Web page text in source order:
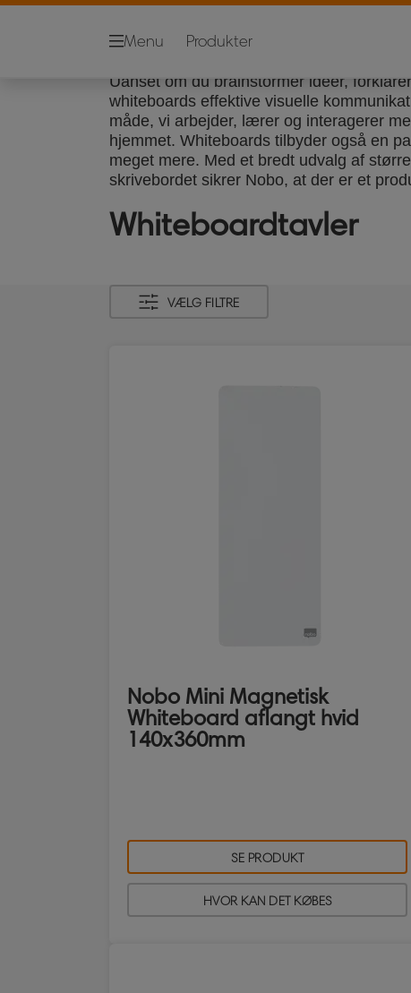
Menu Produkter
Uanset om du brainstormer ideer,
whiteboards effektive visuelle
måde, vi arbejder, lærer og interagerer
hjemmet. Whiteboards tilbyder også en
meget mere. Med et bredt udvalg af
skrivebordet sikrer Nobo, at der er et
Whiteboardtavler
VÆLG FILTRE
Nobo Mini Magnetisk
Whiteboard aflangt hvid
140x360mm
SE PRODUKT
HVOR KAN DET KØBES